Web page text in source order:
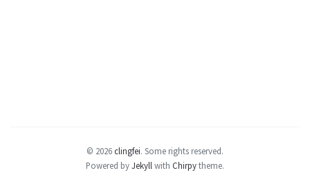
© 2026clingfei. Some rights reserved.
Powered byJekyll with Chirpytheme.